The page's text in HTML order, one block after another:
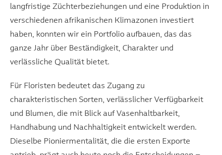
langfristige Züchterbeziehungen und eine Produktion in
verschiedenen afrikanischen Klimazonen investiert
haben, konnten wir ein Portfolio aufbauen, das das
ganze Jahr über Beständigkeit, Charakter und
verlässliche Qualität bietet.
Für Floristen bedeutet das Zugang zu
charakteristischen Sorten, verlässlicher Verfügbarkeit
und Blumen, die mit Blick auf Vasenhaltbarkeit,
Handhabung und Nachhaltigkeit entwickelt werden.
Dieselbe Pioniermentalität, die die ersten Exporte